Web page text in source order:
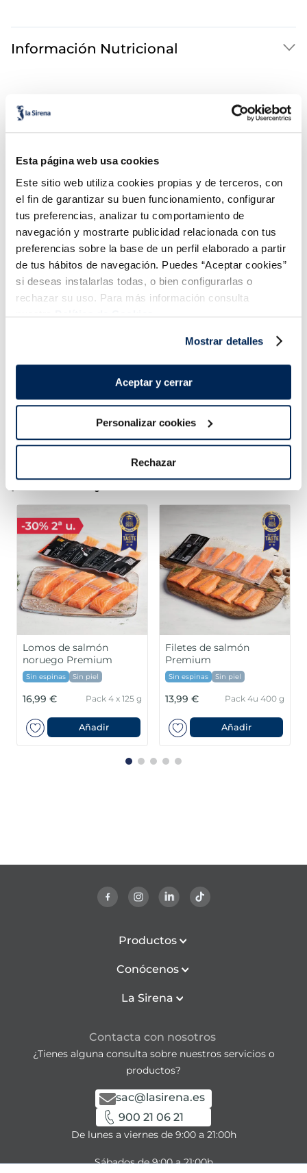
Esta página web usa cookies
Este sitio web utiliza cookies propias y de terceros, con
el fin de garantizar su buen funcionamiento, configurar
tus preferencias, analizar tu comportamiento de
navegación y mostrarte publicidad relacionada con tus
preferencias sobre la base de un perfil elaborado a partir
de tus hábitos de navegación. Puedes “Aceptar cookies”
si deseas instalarlas todas, o bien configurarlas o
rechazar su uso. Para más información consulta
nuestraPolítica de Cookies.
Mostrar detalles
Aceptar y cerrar
Personalizar cookies
Rechazar
Información Nutricional
También te puede interesar...
Helado Drácula Frigo Polo naranja y limón
¡Combínalo y hazte un menú de 10!
Lomos de salmón
noruego Premium
Sin espinas Sin piel
16,99 € Pack 4 x 125 g
Añadir
Filetes de salmón
Premium
Sin espinas Sin piel
13,99 € Pack 4u 400 g
Añadir
Productos
Conócenos
La Sirena
Contacta con nosotros
¿Tienes alguna consulta sobre nuestros servicios o
productos?
sac@lasirena.es
900 21 06 21
De lunes a viernes de 9:00 a 21:00h
Sábados de 9:00 a 21:00h